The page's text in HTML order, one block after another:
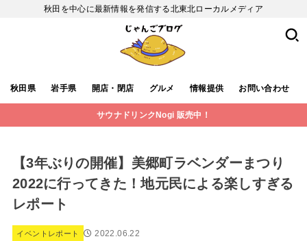
秋田を中心に最新情報を発信する北東北ローカルメディア
秋田県 岩手県 開店・閉店 グルメ 情報提供 お問い合わせ
サウナドリンクNogi 販売中！
【3年ぶりの開催】美郷町ラベンダーまつり
2022に行ってきた！地元民による楽しすぎる
レポート
イベントレポート 2022.06.22